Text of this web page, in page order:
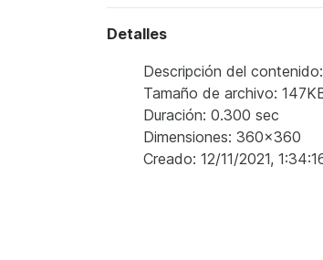
Detalles
Descripción del
Tamaño de archivo:
Duración: 0.300 sec
Dimensiones: 360x360
Creado: 12/11/2021,